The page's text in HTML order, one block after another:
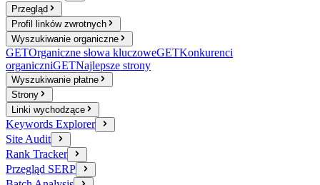
Przegląd
Profil linków zwrotnych
Wyszukiwanie organiczne
GETOrganiczne słowa kluczoweGETKonkurenci
organiczniGETNajlepsze strony
Wyszukiwanie płatne
Strony
Linki wychodzące
Keywords Explorer
Site Audit
Rank Tracker
Przegląd SERP